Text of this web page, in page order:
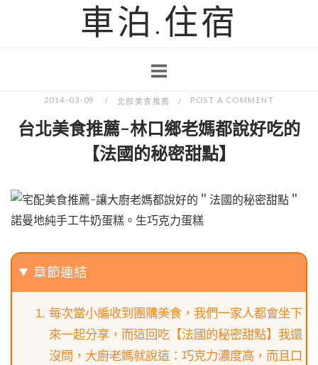
車泊.住宿
2014-03-09 北部美食推薦 POST A COMMENT
台北美食推薦-林口鄉老媽都說好吃的
【法國的秘密甜點】
章節連結
每次當小編收到團購美食，我們一家人都會坐下
來一起分享，而這回吃【法國的秘密甜點】我還
沒問，大廚老媽就說這：巧克力濃度高，而且口